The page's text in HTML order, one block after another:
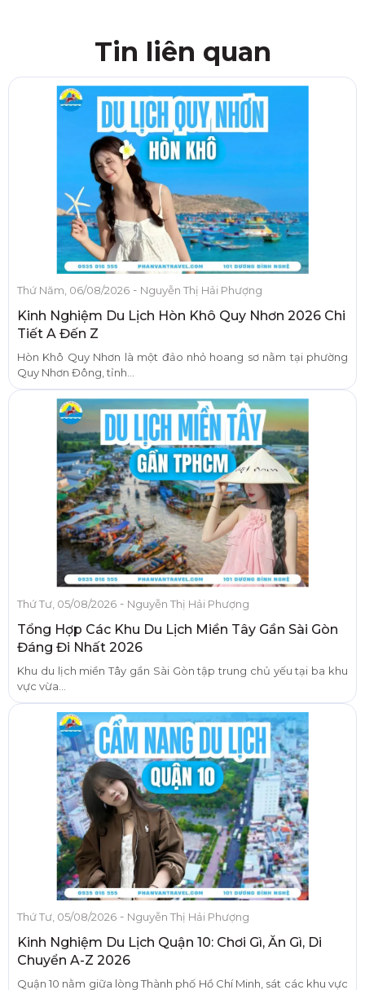
Tin liên quan
Thứ Năm, 06/08/2026 - Nguyễn Thị Hải Phượng
Kinh Nghiệm Du Lịch Hòn Khô Quy Nhơn 2026 Chi
Tiết A Đến Z
Hòn Khô Quy Nhơn là một đảo nhỏ hoang sơ nằm tại phường
Quy Nhơn Đông, tỉnh...
Thứ Tư, 05/08/2026 - Nguyễn Thị Hải Phượng
Tổng Hợp Các Khu Du Lịch Miền Tây Gần Sài Gòn
Đáng Đi Nhất 2026
Khu du lịch miền Tây gần Sài Gòn tập trung chủ yếu tại ba khu
vực vừa...
Thứ Tư, 05/08/2026 - Nguyễn Thị Hải Phượng
Kinh Nghiệm Du Lịch Quận 10: Chơi Gì, Ăn Gì, Di
Chuyển A-Z 2026
Quận 10 nằm giữa lòng Thành phố Hồ Chí Minh, sát các khu vực